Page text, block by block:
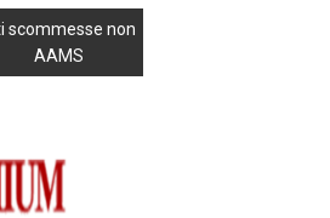
scommesse non
AAMS